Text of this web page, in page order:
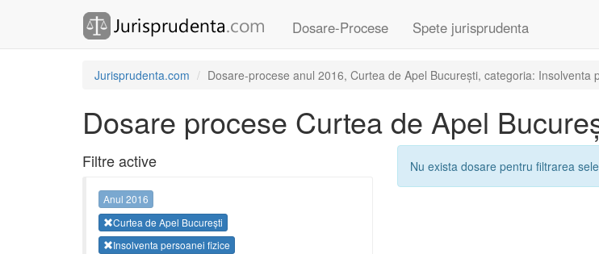
Dosare-Procese Spete jurisprudenta
Jurisprudenta.com Dosare-procese anul 2016, Curtea de Apel București, categoria: Insolventa
Dosare procese Curtea de Apel
Filtre active
Anul 2016
Curtea de Apel București
Insolventa persoanei fizice
Nu exista dosare pentru filtrarea